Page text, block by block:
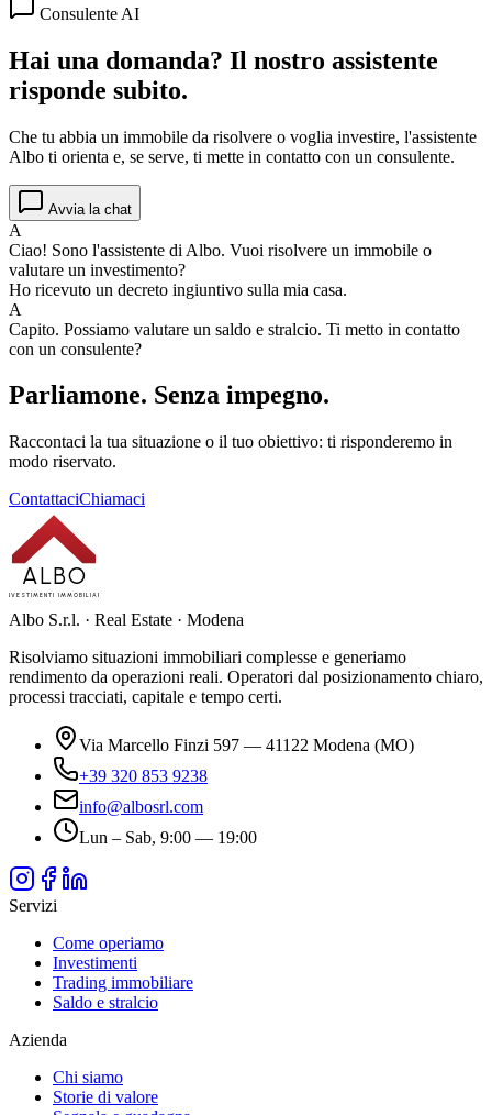
Consulente AI
Hai una domanda? Il nostro assistente
risponde subito.
Che tu abbia un immobile da risolvere o voglia investire, l'assistente
Albo ti orienta e, se serve, ti mette in contatto con un consulente.
Avvia la chat
A
Ciao! Sono l'assistente di Albo. Vuoi risolvere un immobile o
valutare un investimento?
Ho ricevuto un decreto ingiuntivo sulla mia casa.
A
Capito. Possiamo valutare un saldo e stralcio. Ti metto in contatto
con un consulente?
Parliamone. Senza impegno.
Raccontaci la tua situazione o il tuo obiettivo: ti risponderemo in
modo riservato.
ContattaciChiamaci
ALBO
INVESTIMENTI IMMOBILIARI
Albo S.r.l. · Real Estate · Modena
Risolviamo situazioni immobiliari complesse e generiamo
rendimento da operazioni reali. Operatori dal posizionamento chiaro,
processi tracciati, capitale e tempo certi.
Via Marcello Finzi 597 — 41122 Modena (MO)
+39 320 853 9238
info@albosrl.com
Lun – Sab, 9:00 — 19:00
Servizi
Come operiamo
Investimenti
Trading immobiliare
Saldo e stralcio
Azienda
Chi siamo
Storie di valore